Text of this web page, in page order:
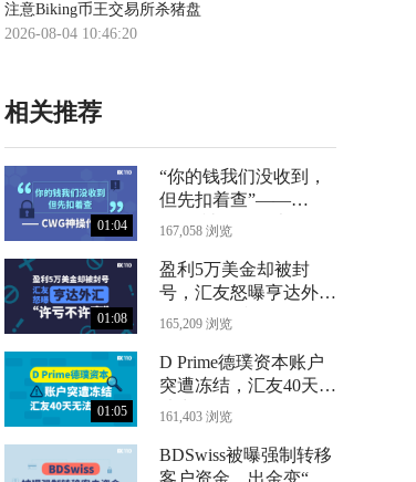
注意Biking币王交易所杀猪盘
2026-08-04 10:46:20
相关推荐
01:04
“你的钱我们没收到，
但先扣着查”——
CWG神操作曝光
167,058 浏览
01:08
盈利5万美金却被封
号，汇友怒曝亨达外汇
“许亏不许赢”
165,209 浏览
01:05
D Prime德璞资本账户
突遭冻结，汇友40天无
法出金
161,403 浏览
BDSwiss被曝强制转移
客户资金，出金变“数